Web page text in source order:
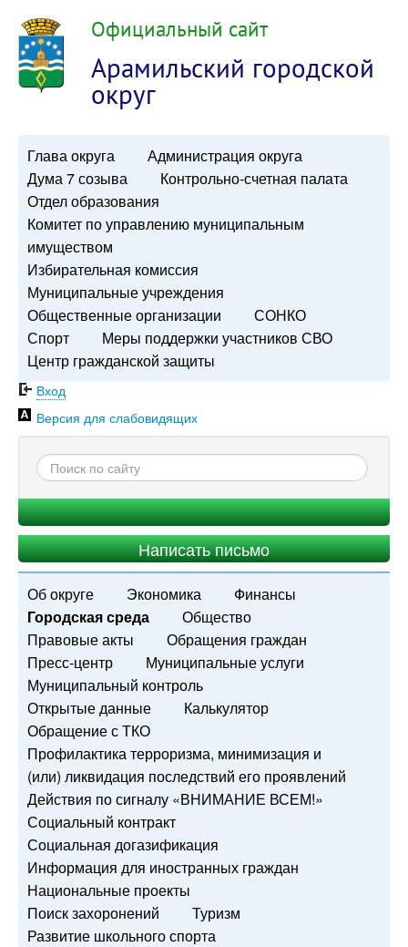
Официальный сайт
Арамильский городской
округ
Глава округа
Администрация округа
Дума 7 созыва
Контрольно-счетная палата
Отдел образования
Комитет по управлению муниципальным
имуществом
Избирательная комиссия
Муниципальные учреждения
Общественные организации
СОНКО
Спорт
Меры поддержки участников СВО
Центр гражданской защиты
Вход
Версия для слабовидящих
Написать письмо
Об округе Экономика
Финансы
Городская среда
Общество
Правовые акты
Обращения граждан
Пресс-центр
Муниципальные услуги
Муниципальный контроль
Открытые данные
Калькулятор
Обращение с ТКО
Профилактика терроризма, минимизация и
(или) ликвидация последствий его проявлений
Действия по сигналу «ВНИМАНИЕ ВСЕМ!»
Социальный контракт
Социальная догазификация
Информация для иностранных граждан
Национальные проекты
Поиск захоронений
Туризм
Развитие школьного спорта